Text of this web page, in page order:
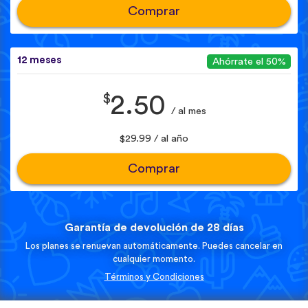
Comprar
12 meses Ahórrate el 50%
$2.50 / al mes
$29.99 / al año
Comprar
Garantía de devolución de 28 días
Los planes se renuevan automáticamente. Puedes cancelar en
cualquier momento.
Términos y Condiciones